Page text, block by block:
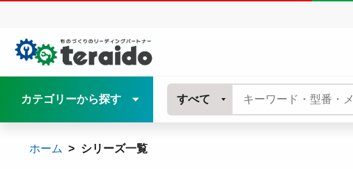
カテゴリーから探す すべて
ホーム シリーズ一覧